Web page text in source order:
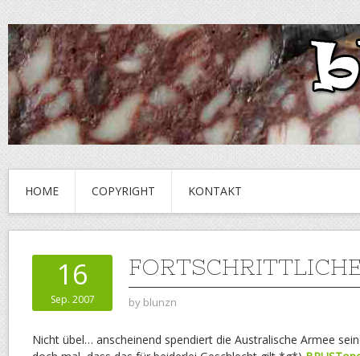
HOME COPYRIGHT KONTAKT
16
Sep. 2007 by blunzn
Nicht übel… anscheinend spendiert die Australische Armee